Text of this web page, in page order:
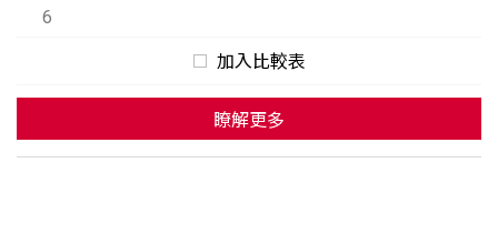
6
加入比較表
瞭解更多